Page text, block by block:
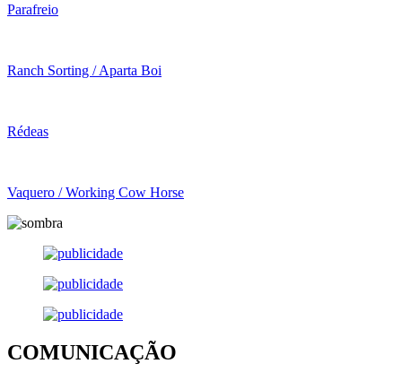
Parafreio
Ranch Sorting / Aparta Boi
Rédeas
Vaquero / Working Cow Horse
COMUNICAÇÃO